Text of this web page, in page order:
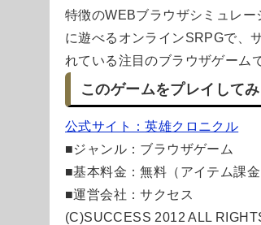
特徴のWEBブラウザシミュレ
に遊べるオンラインSRPGで、
れている注目のブラウザゲーム
このゲームをプレイしてみ
公式サイト：英雄クロニクル
■ジャンル：ブラウザゲーム
■基本料金：無料（アイテム課金
■運営会社：サクセス
(C)SUCCESS 2012 ALL